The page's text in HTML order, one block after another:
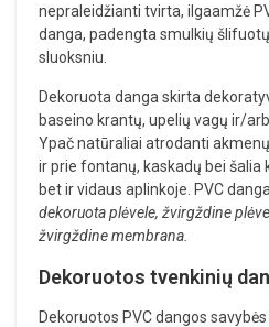
nepraleidžianti tvirta, ilgaamžė
danga, padengta smulkių
sluoksniu.
Dekoruota danga skirta
baseino krantų, upelių vagų ir/
Ypač natūraliai atrodanti
ir prie fontanų, kaskadų bei šalia
bet ir vidaus aplinkoje. PVC
dekoruota plėvele, žvirgždine
žvirgždine membrana.
Dekoruotos tvenkinių
Dekoruotos PVC dangos